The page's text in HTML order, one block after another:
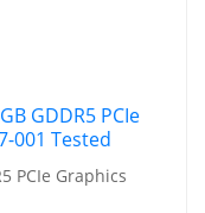
PCIe Graphics